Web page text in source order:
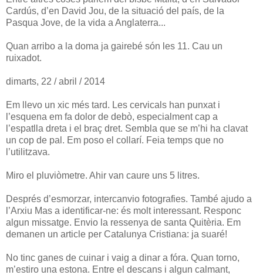
Cardús, d’en David Jou, de la situació del país, de la
Pasqua Jove, de la vida a Anglaterra...
Quan arribo a la doma ja gairebé són les 11. Cau un
ruixadot.
dimarts, 22 / abril / 2014
Em llevo un xic més tard. Les cervicals han punxat i
l’esquena em fa dolor de debò, especialment cap a
l’espatlla dreta i el braç dret. Sembla que se m’hi ha clavat
un cop de pal. Em poso el collarí. Feia temps que no
l’utilitzava.
Miro el pluviòmetre. Ahir van caure uns 5 litres.
Després d’esmorzar, intercanvio fotografies. També ajudo a
l’Arxiu Mas a identificar-ne: és molt interessant. Responc
algun missatge. Envio la ressenya de santa Quitèria. Em
demanen un article per Catalunya Cristiana: ja suaré!
No tinc ganes de cuinar i vaig a dinar a fóra. Quan torno,
m’estiro una estona. Entre el descans i algun calmant,